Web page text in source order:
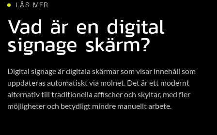
LÄS MER
Vad är en digital
signage skärm?
Digital signage är digitala skärmar som visar innehåll som
uppdateras automatiskt via molnet. Det är ett modernt
alternativ till traditionella affischer och skyltar, med fler
möjligheter och betydligt mindre manuellt arbete.